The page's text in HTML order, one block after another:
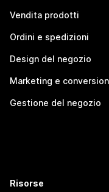
Vendita prodotti
Ordini e spedizioni
Design del negozio
Marketing e
Gestione del negozio
Risorse